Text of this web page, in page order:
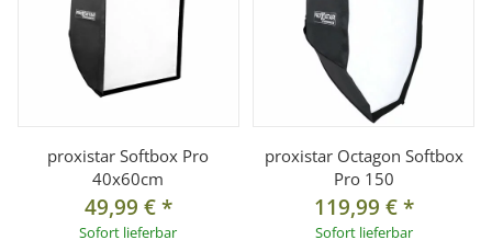
proxistar Softbox Pro
40x60cm
49,99 €*
Sofort lieferbar
proxistar Octagon Softbox
Pro 150
119,99 €*
Sofort lieferbar